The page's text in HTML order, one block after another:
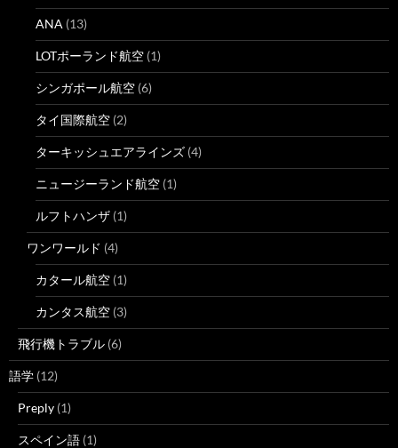
ANA (13)
LOTポーランド航空 (1)
シンガポール航空 (6)
タイ国際航空 (2)
ターキッシュエアラインズ (4)
ニュージーランド航空 (1)
ルフトハンザ (1)
ワンワールド (4)
カタール航空 (1)
カンタス航空 (3)
飛行機トラブル (6)
語学 (12)
Preply (1)
スペイン語 (1)